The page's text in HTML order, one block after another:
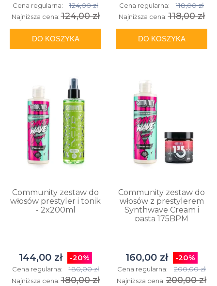
Cena regularna: 124,00 zł
Najniższa cena:124,00 zł
DO KOSZYKA
Cena regularna: 118,00 zł
Najniższa cena:118,00 zł
DO KOSZYKA
Community zestaw do
włosów prestyler i tonik
- 2x200ml
144,00 zł -20%
Cena regularna: 180,00 zł
Najniższa cena:180,00 zł
Community zestaw do
włosów z prestylerem
Synthwave Cream i
pastą 175BPM
160,00 zł -20%
Cena regularna: 200,00 zł
Najniższa cena: 200,00 zł